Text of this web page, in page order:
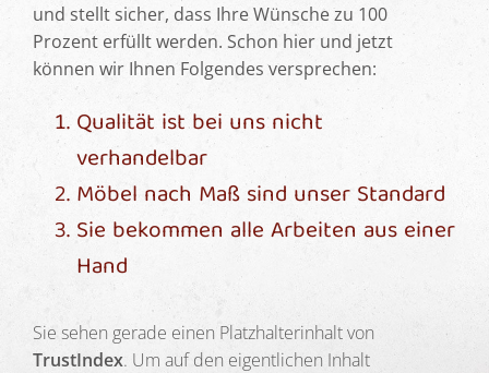
und stellt sicher, dass Ihre Wünsche zu 100
Prozent erfüllt werden. Schon hier und jetzt
können wir Ihnen Folgendes versprechen:
Qualität ist bei uns nicht
verhandelbar
Möbel nach Maß sind unser Standard
Sie bekommen alle Arbeiten aus einer
Hand
Sie sehen gerade einen Platzhalterinhalt von
TrustIndex. Um auf den eigentlichen Inhalt